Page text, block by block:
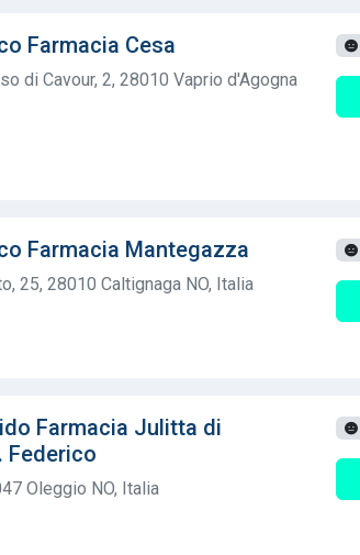
Farmacia Cesa
di Cavour, 2, 28010 Vaprio d'Agogna
Farmacia Mantegazza
25, 28010 Caltignaga NO, Italia
Farmacia Julitta di
Federico
Oleggio NO, Italia